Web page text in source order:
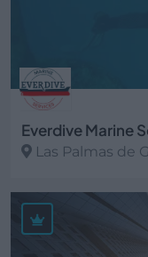
Everdive Marine
Las Palmas de
Ver más